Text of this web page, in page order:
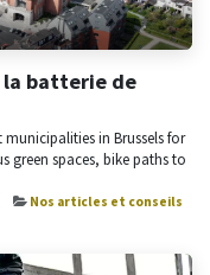
batterie de
in Brussels for
green spaces, bike paths to
Nos articles et conseils